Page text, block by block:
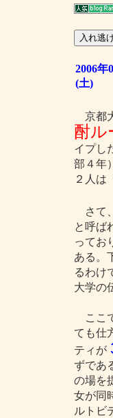
2006年
(土)
京都
酎ル
イプし
部４年
２人は
さて
と呼ば
ってお
ある。
るわけ
大学の
ここ
ても仕
ティが
ずであ
の場を
女が同
ルトビ